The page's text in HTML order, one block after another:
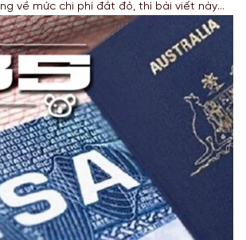
về mức chi phí đắt đỏ, thì bài viết này
2026 mở ra nhiều cơ hội mới với các gói
Hãy cùng chuyên gia giáo […]